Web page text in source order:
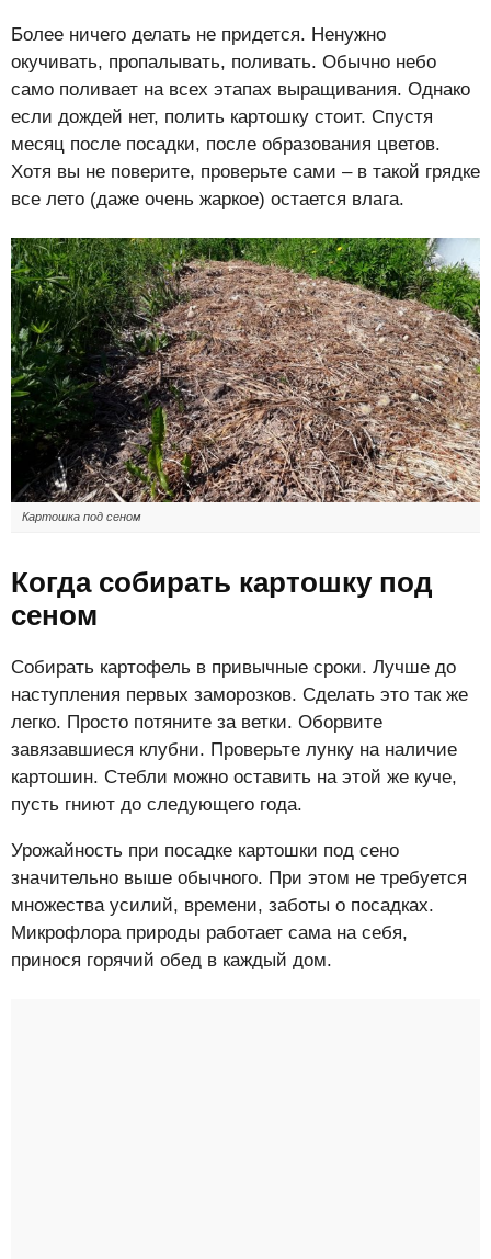
Более ничего делать не придется. Ненужно
окучивать, пропалывать, поливать. Обычно небо
само поливает на всех этапах выращивания. Однако
если дождей нет, полить картошку стоит. Спустя
месяц после посадки, после образования цветов.
Хотя вы не поверите, проверьте сами – в такой грядке
все лето (даже очень жаркое) остается влага.
Картошка под сеном
Когда собирать картошку под
сеном
Собирать картофель в привычные сроки. Лучше до
наступления первых заморозков. Сделать это так же
легко. Просто потяните за ветки. Оборвите
завязавшиеся клубни. Проверьте лунку на наличие
картошин. Стебли можно оставить на этой же куче,
пусть гниют до следующего года.
Урожайность при посадке картошки под сено
значительно выше обычного. При этом не требуется
множества усилий, времени, заботы о посадках.
Микрофлора природы работает сама на себя,
принося горячий обед в каждый дом.